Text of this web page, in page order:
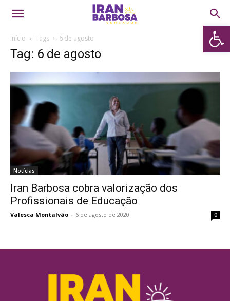
Abrir
Início Tags 6 de agosto
Tag: 6 de agosto
Notícias
Iran Barbosa cobra valorização dos
Profissionais de Educação
Valesca Montalvão - 6 de agosto de 2020 0